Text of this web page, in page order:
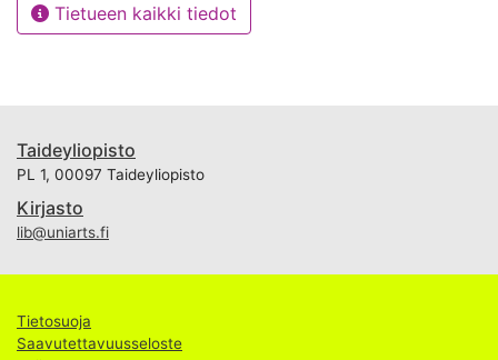
Tietueen kaikki tiedot
Taideyliopisto
PL 1, 00097 Taideyliopisto
Kirjasto
lib@uniarts.fi
Tietosuoja
Saavutettavuusseloste